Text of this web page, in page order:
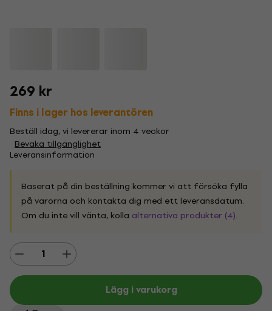
269 kr
Finns i lager hos leverantören
Beställ idag, vi levererar inom 4 veckor
Bevaka tillgänglighet
Leveransinformation
Baserat på din beställning kommer vi att försöka fylla
på varorna och kontakta dig med ett leveransdatum.
Om du inte vill vänta, kolla alternativa produkter (4).
Lägg i varukorg